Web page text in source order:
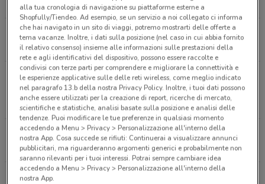
1.6 km
CHIUSO
Via Grosotto 7 Milano
4.6 km
CHIUSO
Via Giorgio Amendola - S.S. 35 Dei Giovi, 37
Pederno Dugnano
5.6 km
CHIUSO
Viale Sarca Milano
5.6 km
CHIUSO
Via Marghera, 28 Milano
alla tua cronologia di navigazione su piattaforme esterne a
Shopfully/Tiendeo. Ad esempio, se un servizio a noi collegato ci informa
che hai navigato in un sito di viaggi, potremo mostrarti delle offerte a
tema vacanze. Inoltre, i dati sulla posizione (nel caso in cui abbia fornito
il relativo consenso) insieme alle informazioni sulle prestazioni della
rete e agli identificativi del dispositivo, possono essere raccolte e
condivisi con terze parti per comprendere e migliorare la connettività e
le esperienze applicative sulle delle reti wireless, come meglio indicato
nel paragrafo 13.b della nostra Privacy Policy. Inoltre, i tuoi dati possono
anche essere utilizzati per la creazione di report, ricerche di mercato,
scientifiche e statistiche, analisi basate sulla posizione e analisi delle
tendenze. Puoi modificare le tue preferenze in qualsiasi momento
accedendo a Menu > Privacy > Personalizzazione all'interno della
nostra App. Cosa succede se rifiuti: Continuerai a visualizzare annunci
pubblicitari, ma riguarderanno argomenti generici e probabilmente non
saranno rilevanti per i tuoi interessi. Potrai sempre cambiare idea
accedendo a Menu > Privacy > Personalizzazione all'interno della
nostra App.